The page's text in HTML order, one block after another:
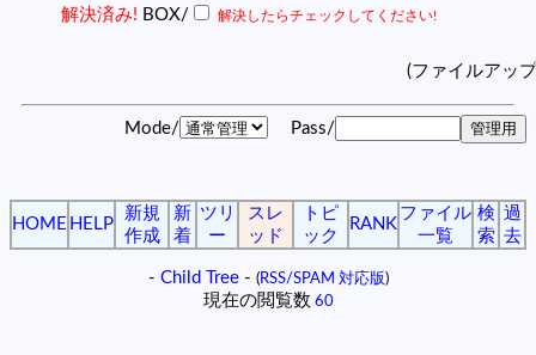
解決済み! BOX/ 解決したらチェックしてください!
(ファイルアッ
Mode/ Pass/
HOME HELP
新規
作成
新
着
ツリ
ー
スレ
ッド
トピ
ック
RANK
ファイル
一覧
検
索
過
去
- Child Tree- (RSS/SPAM 対応版)
現在の閲覧数 60